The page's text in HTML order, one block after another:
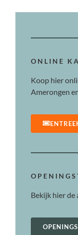
ONLINE
Koop hier
Amerongen
Bekijk hier